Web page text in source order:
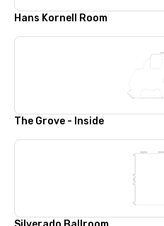
Hans Kornell Room
The Grove - Inside